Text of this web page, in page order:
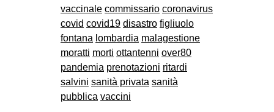
vaccinale commissario coronavirus
covid covid19 disastro figliuolo
fontana lombardia malagestione
moratti morti ottantenni over80
pandemia prenotazioni ritardi
salvini sanità privata sanità
pubblica vaccini